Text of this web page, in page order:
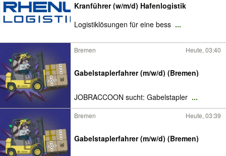
Kranführer (w/m/d) Hafenlogistik
Logistiklösungen für eine bess ...
Bremen Heute, 03:40
Gabelstaplerfahrer (m/w/d) (Bremen)
JOBRACCOON sucht: Gabelstapler ...
Bremen Heute, 03:39
Gabelstaplerfahrer (m/w/d) (Bremen)